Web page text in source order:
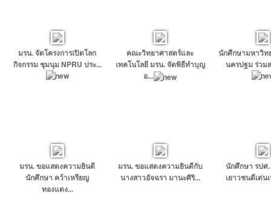
มรน. จัดโครงการเปิดโลก
กิจกรรม ชุมนุม NPRU ประ...
คณะวิทยาศาสตร์และ
เทคโนโลยี มรน. จัดพิธีทำบุญ
อ...
นักศึกษามหาวิท
นครปฐม ร่วม
มรน. ขอแสดงความยินดี
นักศึกษา คว้าเหรียญ
ทองแดง...
มรน. ขอแสดงความยินดีกับ
นางสาวอัจฉรา มานะศิริ...
นักศึกษา รปศ.
เยาวชนดีเด่น